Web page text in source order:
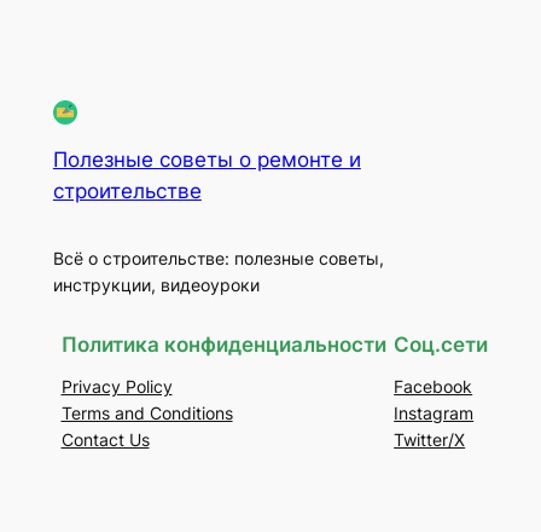
Полезные советы о ремонте и
строительстве
Всё о строительстве: полезные советы,
инструкции, видеоуроки
Политика конфиденциальности
Privacy Policy
Terms and Conditions
Contact Us
Соц.сети
Facebook
Instagram
Twitter/X